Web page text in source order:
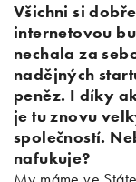
Všichni si
internetovou
nechala za
nadějných
peněz. I díky
je tu znovu
společností.
nafukuje?